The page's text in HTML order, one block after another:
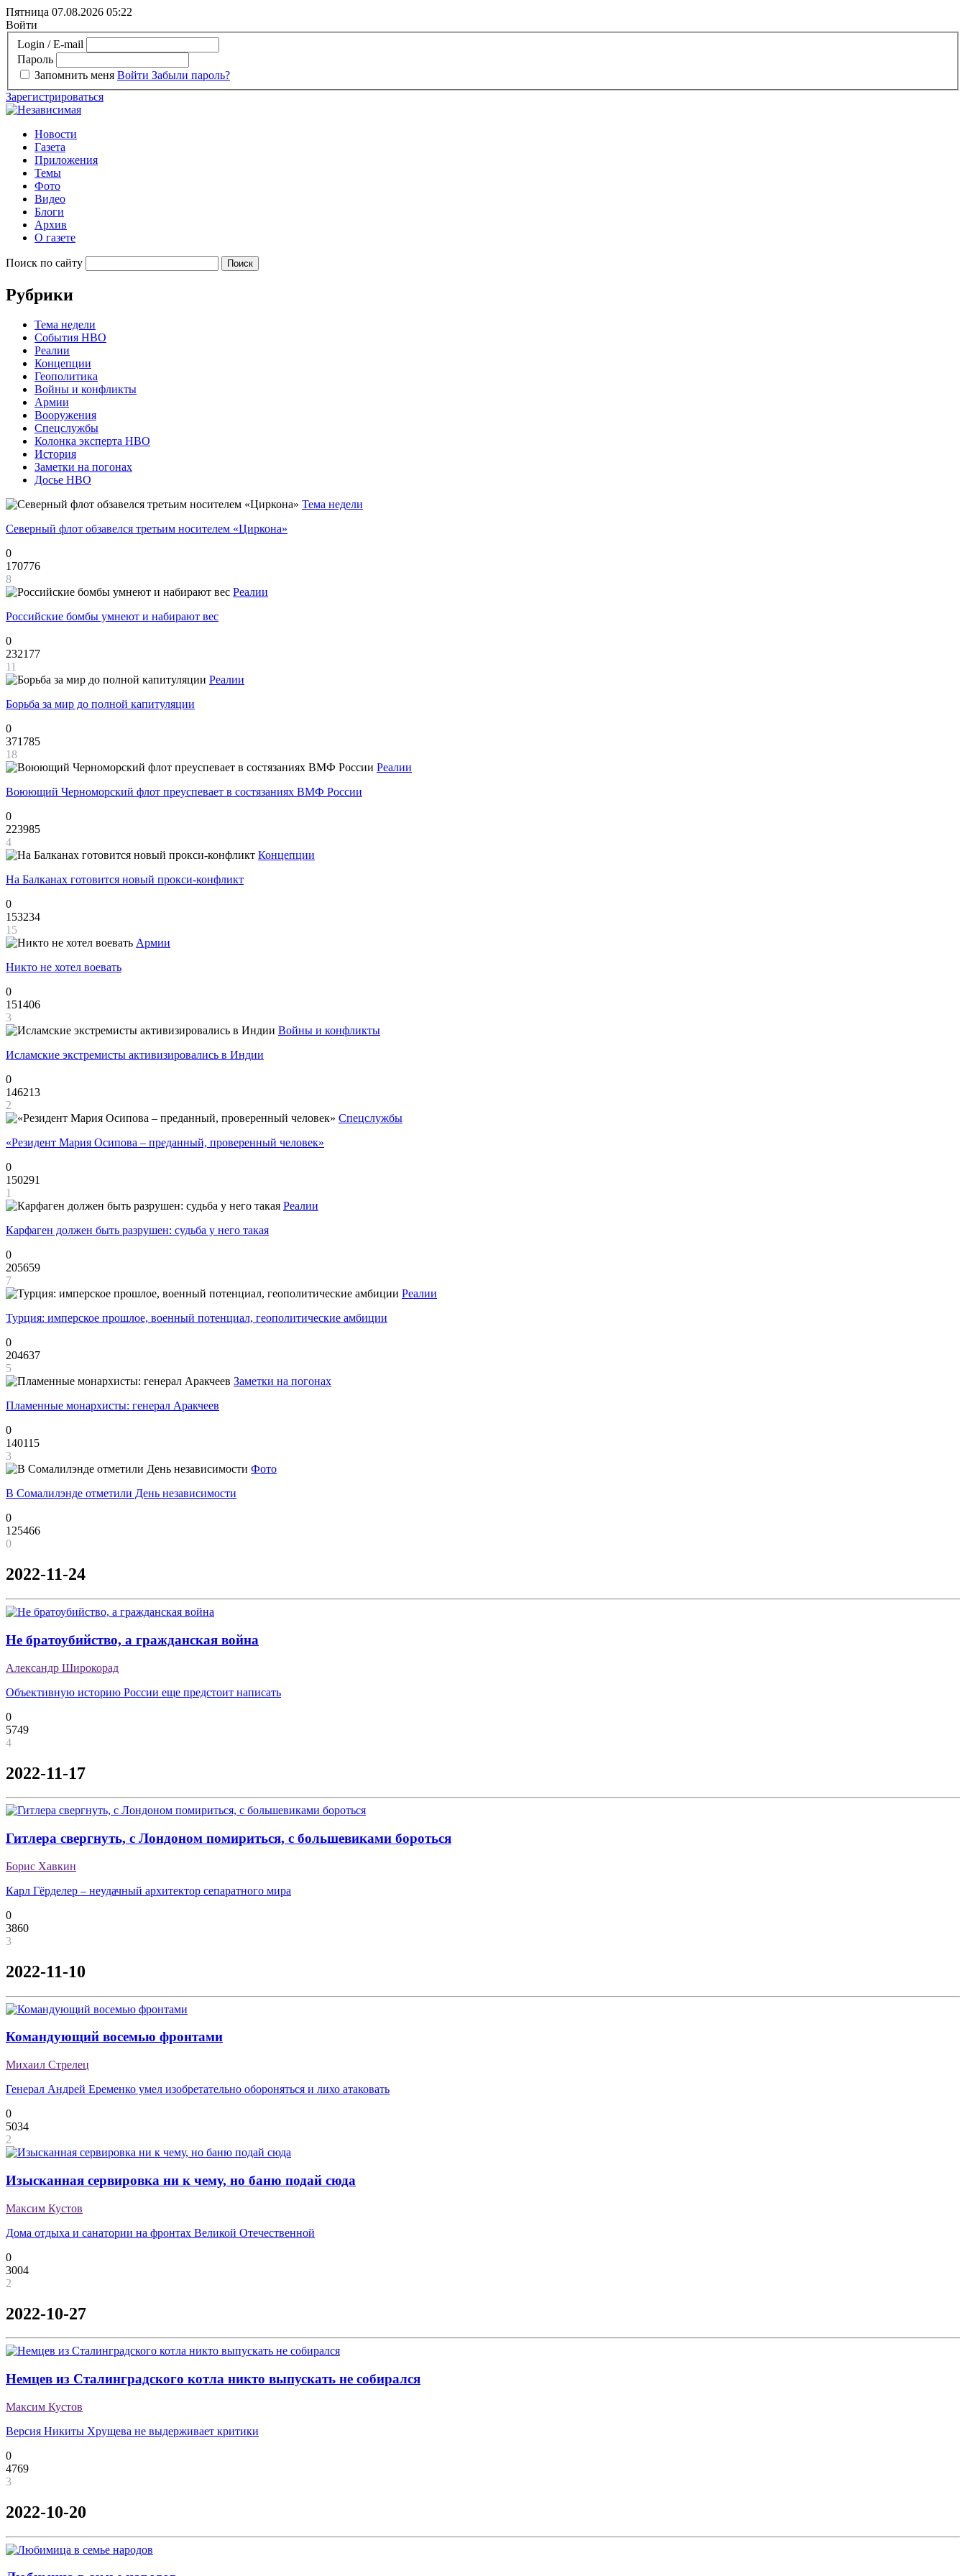
Пятница 07.08.2026 05:22
Войти
Login / E-mail
Пароль
Запомнить меня Войти Забыли пароль?
Зарегистрироваться
Новости
Газета
Приложения
Темы
Фото
Видео
Блоги
Архив
О газете
Поиск по сайту
Рубрики
Тема недели
События НВО
Реалии
Концепции
Геополитика
Войны и конфликты
Армии
Вооружения
Спецслужбы
Колонка эксперта НВО
История
Заметки на погонах
Досье НВО
Тема недели
Северный флот обзавелся третьим носителем «Циркона»
0
170776
8
Реалии
Российские бомбы умнеют и набирают вес
0
232177
11
Реалии
Борьба за мир до полной капитуляции
0
371785
18
Реалии
Воюющий Черноморский флот преуспевает в состязаниях ВМФ России
0
223985
4
Концепции
На Балканах готовится новый прокси-конфликт
0
153234
15
Армии
Никто не хотел воевать
0
151406
3
Войны и конфликты
Исламские экстремисты активизировались в Индии
0
146213
2
Спецслужбы
«Резидент Мария Осипова – преданный, проверенный человек»
0
150291
1
Реалии
Карфаген должен быть разрушен: судьба у него такая
0
205659
7
Реалии
Турция: имперское прошлое, военный потенциал, геополитические амбиции
0
204637
5
Заметки на погонах
Пламенные монархисты: генерал Аракчеев
0
140115
3
Фото
В Сомалилэнде отметили День независимости
0
125466
0
2022-11-24
Не братоубийство, а гражданская война
Александр Широкорад
Объективную историю России еще предстоит написать
0
5749
4
2022-11-17
Гитлера свергнуть, с Лондоном помириться, с большевиками бороться
Борис Хавкин
Карл Гёрделер – неудачный архитектор сепаратного мира
0
3860
3
2022-11-10
Командующий восемью фронтами
Михаил Стрелец
Генерал Андрей Еременко умел изобретательно обороняться и лихо атаковать
0
5034
2
Изысканная сервировка ни к чему, но баню подай сюда
Максим Кустов
Дома отдыха и санатории на фронтах Великой Отечественной
0
3004
2
2022-10-27
Немцев из Сталинградского котла никто выпускать не собирался
Максим Кустов
Версия Никиты Хрущева не выдерживает критики
0
4769
3
2022-10-20